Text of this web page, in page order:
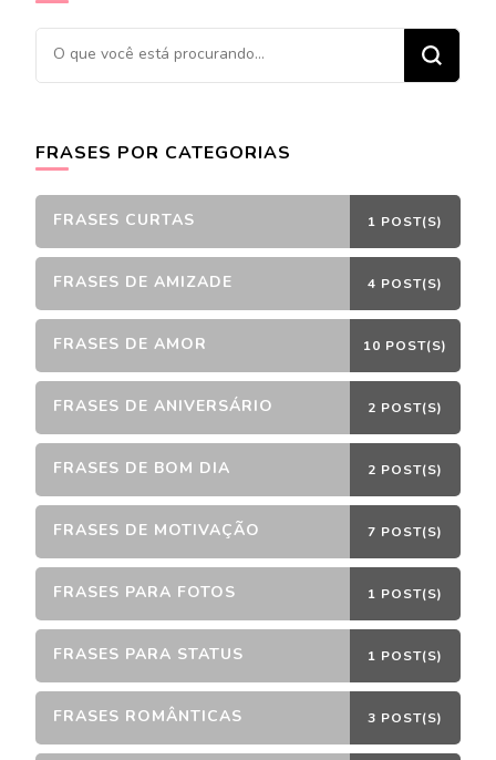
Procurando
algo?
FRASES POR CATEGORIAS
FRASES CURTAS 1 POST(S)
FRASES DE AMIZADE 4 POST(S)
FRASES DE AMOR 10 POST(S)
FRASES DE ANIVERSÁRIO 2 POST(S)
FRASES DE BOM DIA 2 POST(S)
FRASES DE MOTIVAÇÃO 7 POST(S)
FRASES PARA FOTOS 1 POST(S)
FRASES PARA STATUS 1 POST(S)
FRASES ROMÂNTICAS 3 POST(S)